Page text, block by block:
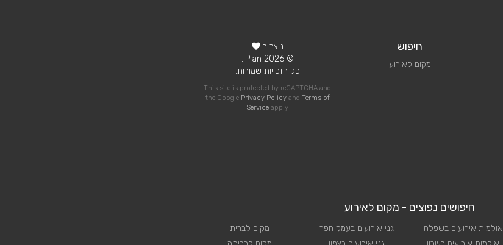
חיפוש
מקום לאירוע
נוצר ב
© 2026 iPlan.
כל הזכויות שמורות.
This site is protected by reCAPTCHA and
the Google Privacy Policyand Terms of
Service apply
חיפושים נפוצים - מקום לאירוע
אולמות אירועים בשפלה
גני אירועים בעמק חפר
מקום לברית